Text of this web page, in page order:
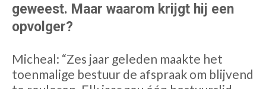
geweest. Maar waarom krijgt hij een
opvolger?
Micheal: “Zes jaar geleden maakte het
toenmalige bestuur de afspraak om blijvend